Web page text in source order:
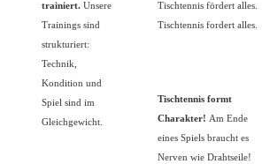
trainiert. Unsere
Trainings sind
strukturiert:
Technik,
Kondition und
Spiel sind im
Gleichgewicht.
Tischtennis fördert alles.
Tischtennis fordert alles.
Tischtennis formt
Charakter! Am Ende
eines Spiels braucht es
Nerven wie Drahtseile!